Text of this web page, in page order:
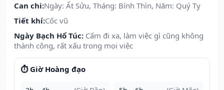
Can chi:Ngày: Ất Sửu, Tháng: Bính Thìn, Năm: Quý Tỵ
Tiết khí:Cốc vũ
Ngày Bạch Hổ Túc: Cấm đi xa, làm việc gì cũng không
thành công, rất xấu trong mọi việc
⏱️ Giờ Hoàng đạo